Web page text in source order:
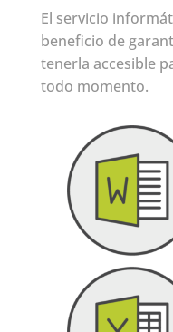
El servicio
beneficio de
tenerla accesible
todo momento.